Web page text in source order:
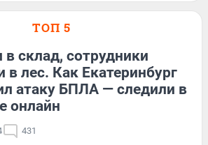
ТОП 5
в склад, сотрудники
в лес. Как Екатеринбург
атаку БПЛА — следили в
онлайн
431